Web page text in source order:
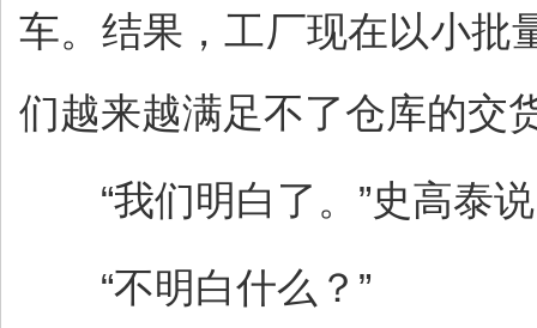
车。结果，工厂现在以小批
们越来越满足不了仓库的交
“我们明白了。”史高泰说
“不明白什么？”